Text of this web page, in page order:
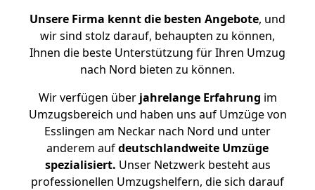
Unsere Firma kennt die besten Angebote, und
wir sind stolz darauf, behaupten zu können,
Ihnen die beste Unterstützung für Ihren Umzug
nach Nord bieten zu können.
Wir verfügen überjahrelange Erfahrung im
Umzugsbereich und haben uns auf Umzüge von
Esslingen am Neckar nach Nord und unter
anderem aufdeutschlandweite Umzüge
spezialisiert. Unser Netzwerk besteht aus
professionellen Umzugshelfern, die sich darauf